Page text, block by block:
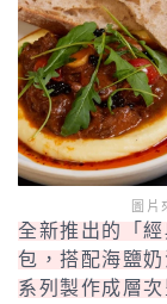
圖片
全新推出的「
包，搭配海鹽
系列製作成層